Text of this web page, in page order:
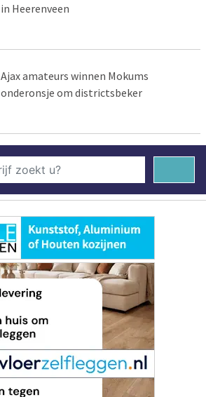
in Heerenveen
Ajax amateurs winnen Mokums
onderonsje om districtsbeker